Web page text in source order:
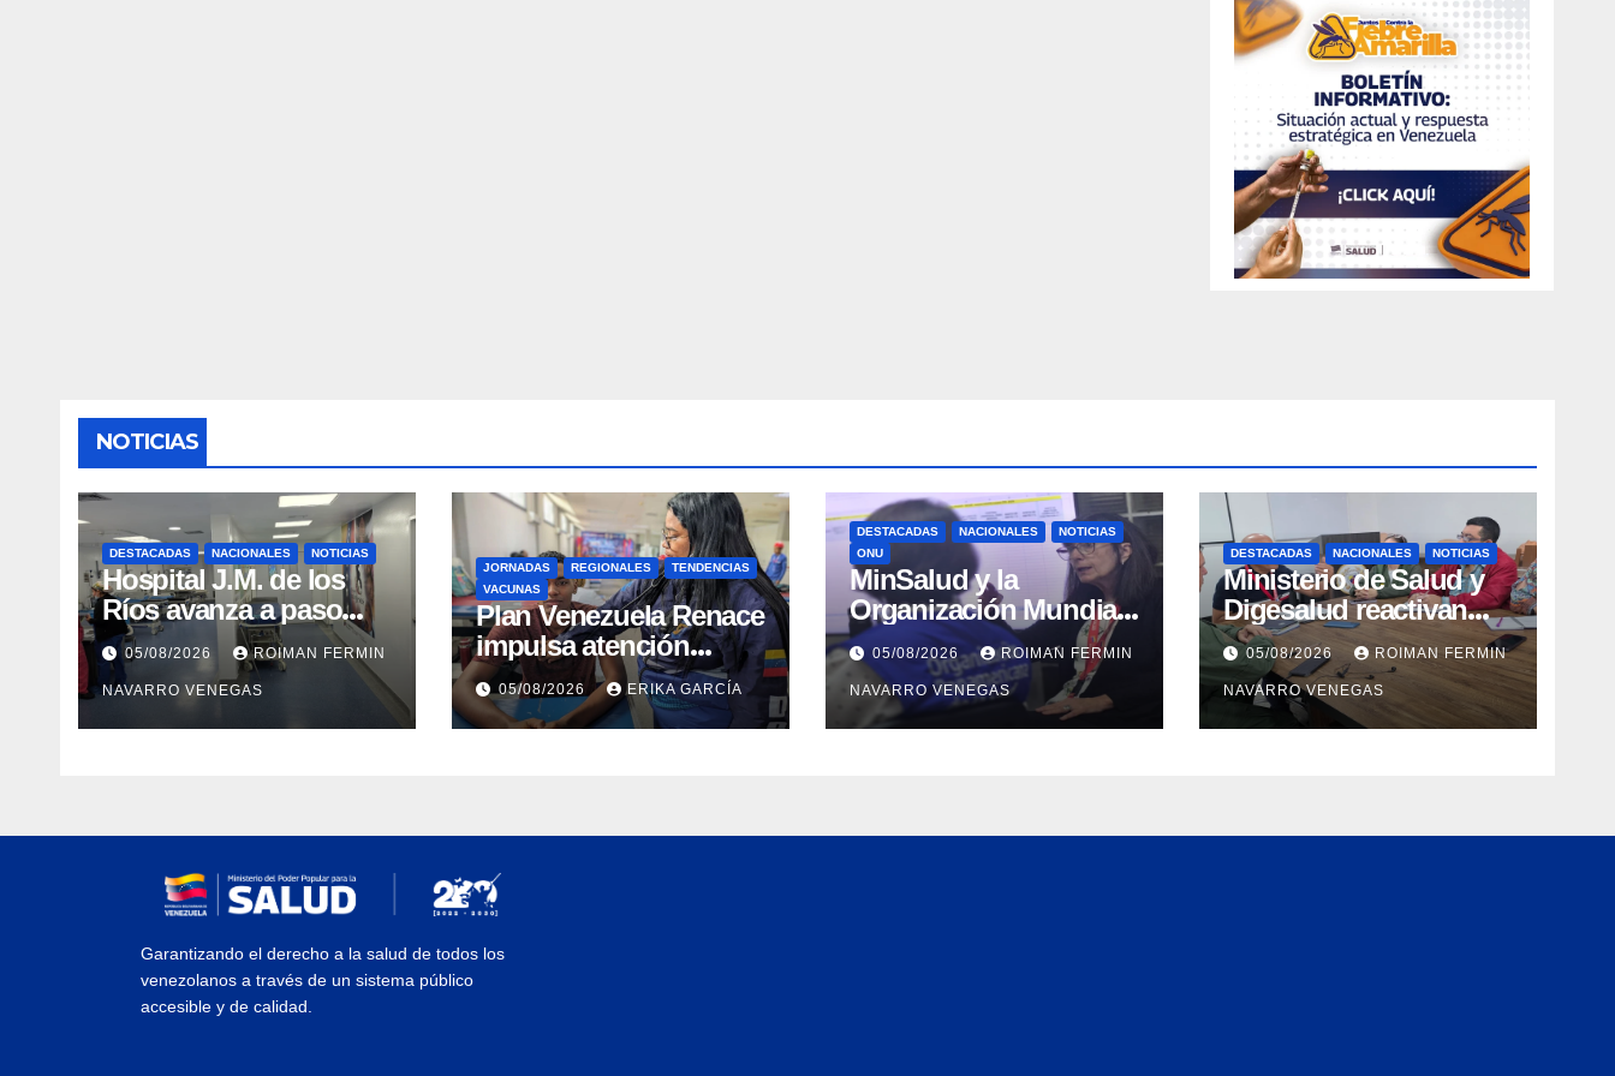
NOTICIAS
DESTACADAS NACIONALES NOTICIAS
Hospital J.M. de los
Ríos avanza a paso
firme en su
recuperación tras los
recientes eventos
sísmicos
05/08/2026 ROIMAN FERMIN
NAVARRO VENEGAS
JORNADAS REGIONALES
TENDENCIAS
VACUNAS
​Plan Venezuela Renace
impulsa atención
integral a refugiados y
evaluación de
vacunación en Aragua
05/08/2026 ERIKA GARCÍA
DESTACADAS NACIONALES
NOTICIAS
ONU
MinSalud y la
Organización Mundial
de la Salud evaluaron
propuesta técnica
integral en materia de
agua saneamiento e
05/08/2026 ROIMAN FERMIN
NAVARRO VENEGAS
DESTACADAS NACIONALES NOTICIAS
Ministerio de Salud y
Digesalud reactivan
lazos para la vigilancia
epidemiológica y el
control de
enfermedades
05/08/2026 ROIMAN FERMIN
NAVARRO VENEGAS
Garantizando el derecho a la salud de todos los
venezolanos a través de un sistema público
accesible y de calidad.